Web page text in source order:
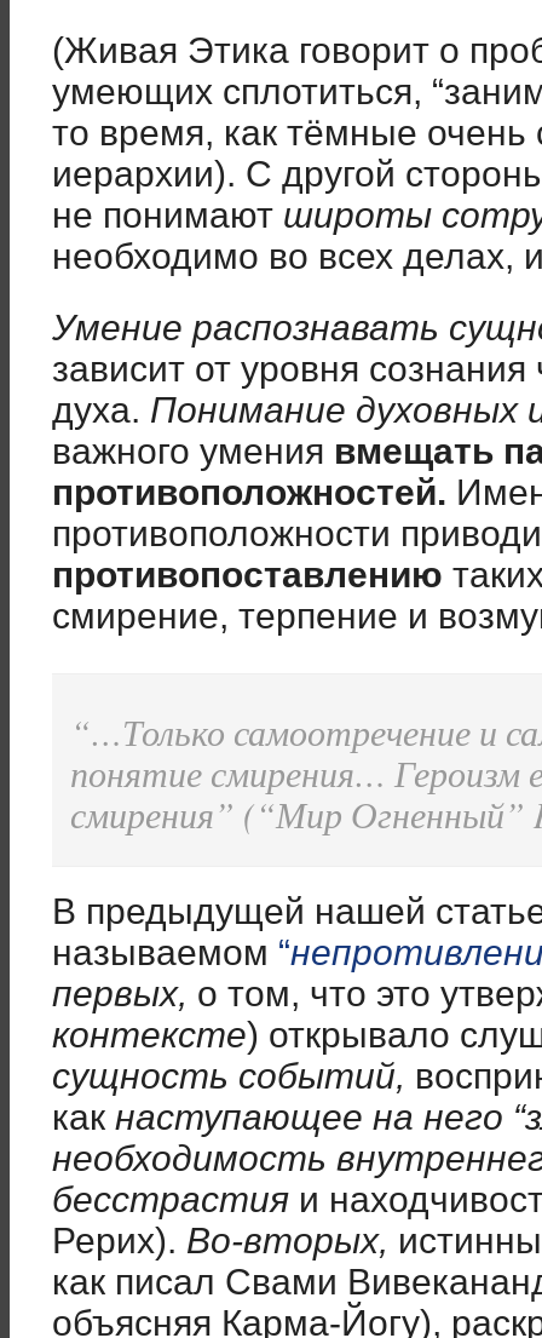
(Живая Этика говорит о
умеющих сплотиться,
то время, как тёмные очень
иерархии). С другой
не понимают широты
необходимо во всех делах,
Умение распознавать
зависит от уровня
духа. Понимание духовных
важного умения вмещать
противоположностей.
противоположности
противопоставлению
смирение, терпение и
“…Только самоотречение и
понятие смирения… Героизм
смирения” (“Мир Огненный”
В предыдущей нашей
называемом “
первых, о том, что это
контексте) открывало
сущность событий,
как наступающее на него
необходимость
бесстрастия и
Рерих). Во-вторых,
как писал Свами
объясняя Карма-Йогу),